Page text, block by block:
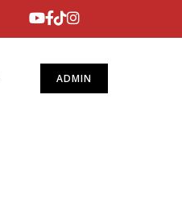
ADMIN